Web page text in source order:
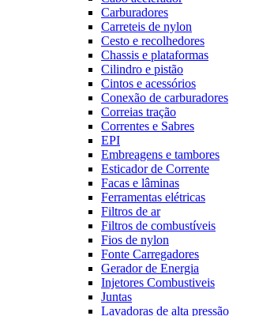
Carburadores
Carreteis de nylon
Cesto e recolhedores
Chassis e plataformas
Cilindro e pistão
Cintos e acessórios
Conexão de carburadores
Correias tração
Correntes e Sabres
EPI
Embreagens e tambores
Esticador de Corrente
Facas e lâminas
Ferramentas elétricas
Filtros de ar
Filtros de combustíveis
Fios de nylon
Fonte Carregadores
Gerador de Energia
Injetores Combustiveis
Juntas
Lavadoras de alta pressão